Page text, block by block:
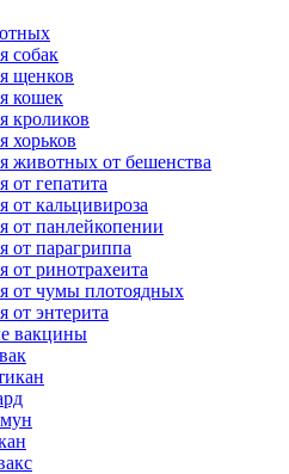
собак
щенков
кошек
кроликов
хорьков
животных от бешенства
от гепатита
от кальцивироза
от панлейкопении
от парагриппа
от ринотрахеита
от чумы плотоядных
от энтерита
вакцины